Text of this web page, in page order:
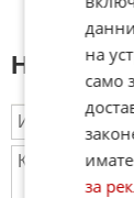
Напиши
на
само
за